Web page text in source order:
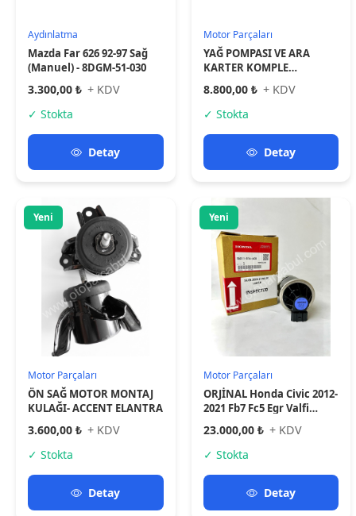
Motor Parçaları
ÖN SAĞ MOTOR MONTAJ
KULAĞI- ACCENT ELANTRA
3.600,00 ₺
+ KDV
✓ Stokta
Detay
Motor Parçaları
ORJİNAL Honda Civic 2012-
18011R1AA01
23.000,00 ₺
+ KDV
✓ Stokta
Detay
Yeni
Kaporta aksamı
2011-2016 Mitsubishi Asx
Oem No:5256b164
6.300,00 ₺
+ KDV
✓ Stokta
Detay
Yeni
Aydınlatma
Toyota Avensis Far
Lambası Sol 2001-2002
81170-05080
2.250,00 ₺
+ KDV
✓ Stokta
Detay